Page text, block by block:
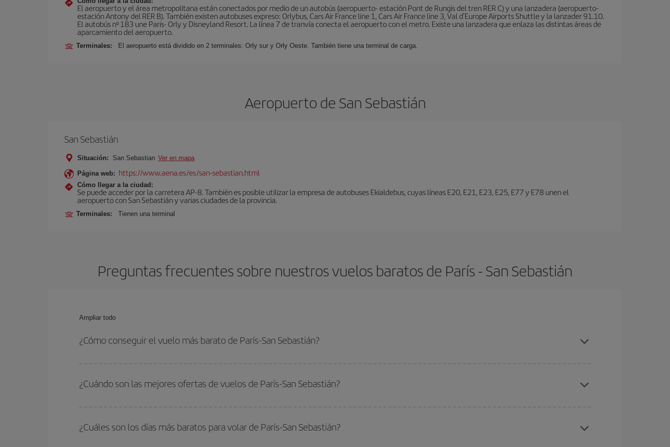
El aeropuerto y el área metropolitana están conectados por medio de un autobús (aeropuerto- estación Pont de Rungis del tren RER C) y una lanzadera (aeropuerto-
estación Antony del RER B). También existen autobuses expreso: Orlybus, Cars Air France line 1, Cars Air France line 3, Val d'Europe Airports Shuttle y la lanzader 91.10.
El autobús nº 183 une Paris- Orly y Disneyland Resort. La línea 7 de tranvía conecta el aeropuerto con el metro. Existe una lanzadera que enlaza las distintas áreas de
aparcamiento del aeropuerto.
Terminales: El aeropuerto está dividido en 2 terminales: Orly sur y Orly Oeste. También tiene una terminal de carga.
Aeropuerto de San Sebastián
San Sebastián
Situación: San Sebastian Ver en mapa
Página web: https://www.aena.es/es/san-sebastian.html
Cómo llegar a la ciudad:
Se puede acceder por la carretera AP-8. También es posible utilizar la empresa de autobuses Ekialdebus, cuyas líneas E20, E21, E23, E25, E77 y E78 unen el
aeropuerto con San Sebastián y varias ciudades de la provincia.
Terminales: Tienen una terminal
Preguntas frecuentes sobre nuestros vuelos baratos de París - San Sebastián
Ampliar todo
¿Cómo conseguir el vuelo más barato de París-San Sebastián?
las fechas y horarios de ida y vuelta.
¿Cuándo son las mejores ofertas de vuelos de París-San Sebastián?
periodos de vacaciones escolares son temporada alta. Además, sobre todo si estás pensando en una escapada de fin de semana,
precios encontrarás.
¿Cuáles son los días más baratos para volar de París-San Sebastián?